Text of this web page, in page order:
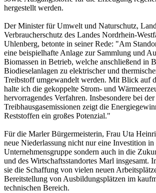
hergestellt werden.
Der Minister für Umwelt und Naturschutz,
Verbraucherschutz des Landes Nordrhein-
Uhlenberg, betonte in seiner Rede: "Am
eine beispielhafte Anlage zur Sammlung und
Biomassen in Betrieb, welche anschließend in
Biodieselanlagen zu elektrischer und
Treibstoff umgewandelt werden. Mit Blick auf
halte ich die gekoppelte Strom- und
hervorragendes Verfahren. Insbesondere bei
Treibhausgasemissionen zeigt die
Reststoffen ein großes Potenzial."
Für die Marler Bürgermeisterin, Frau Uta
neue Niederlassung nicht nur eine Investition
Unternehmensgruppe sondern auch in die
und des Wirtschaftsstandortes Marl insgesamt.
sie die Schaffung von vielen neuen
Bereitstellung von Ausbildungsplätzen im
technischen Bereich.